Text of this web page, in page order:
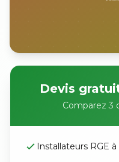
Devis
Comparez 3
Installateurs RGE